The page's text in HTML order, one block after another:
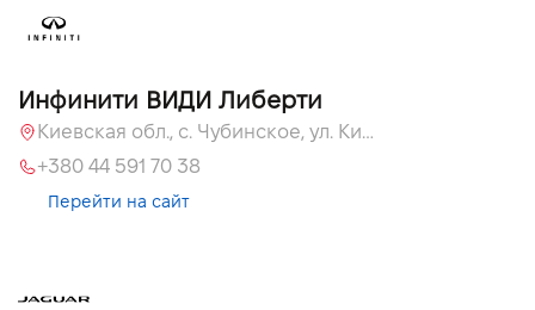
Инфинити ВИДИ Либерти
Киевская обл., c. Чубинское, ул. Киевская, 51
+380 44 591 70 38
Перейти на сайт